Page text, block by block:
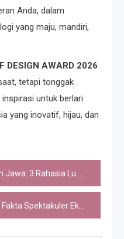
Anda, dalam
yang maju, mandiri,
DESIGN AWARD 2026
tetapi tonggak
untuk berlari
yang inovatif, hijau, dan
Luar Biasa yang Wajib Anda Tahu
Asia-Pasifik yang Bikin Bangga Surabaya